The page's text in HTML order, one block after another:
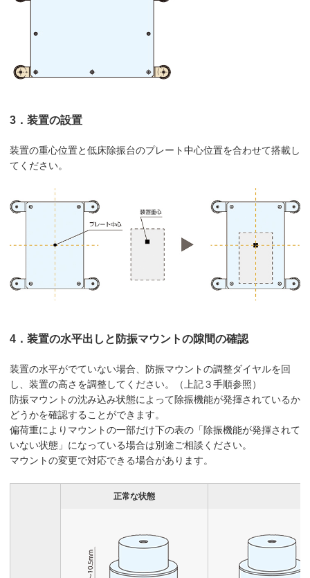
3．装置の設置
装置の重心位置と低床除振台のプレート中心位置を合わせて搭載し
てください。
4．装置の水平出しと防振マウントの隙間の確認
装置の水平がでていない場合、防振マウントの調整ダイヤルを回
し、装置の高さを調整してください。（上記３手順参照）
防振マウントの沈み込み状態によって除振機能が発揮されているか
どうかを確認することができます。
偏荷重によりマウントの一部だけ下の表の「除振機能が発揮されて
いない状態」になっている場合は別途ご相談ください。
マウントの変更で対応できる場合があります。
正常な状態